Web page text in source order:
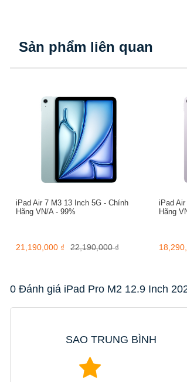
iPad Pro M2 dùng hệ điều hành iPadOS 16
là vô cùng thông minh và cải tiến, tự động
Cải tiến tương tác tốt hơn với Apple
iPad Pro M2 2022 hỗ trợ sử dụng Apple
khi sử dụng trên iPad Pro. Chỉ cần đưa ngòi
cho việc tương tác tốt hơn và chính xác
gian lớn kèm khả năng vuốt chạm mượt mà.
Sản phẩm liên quan
iPad Air 7 M3 13 Inch 5G - Chính
Hãng VN/A - 99%
21,190,000 ₫ 22,190,000 ₫
iPad
Hãng
0 Đánh giá iPad Pro M2 12.9 Inch
SAO TRUNG BÌNH